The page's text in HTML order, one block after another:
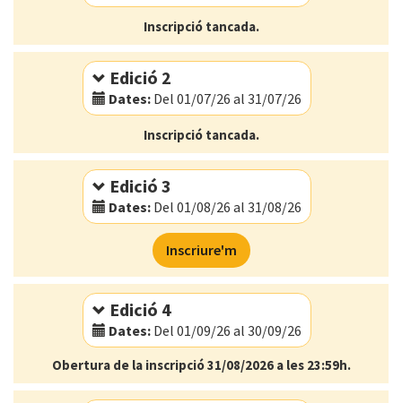
Modalitat:Online
Idioma:Català
Inscripció tancada.
Edició 2
Dates:Del 01/07/26 al 31/07/26
Modalitat:Online
Idioma:Català
Inscripció tancada.
Edició 3
Dates:Del 01/08/26 al 31/08/26
Modalitat:
Online
Idioma: Català
Inscriure'm
Edició 4
Dates:Del 01/09/26 al 30/09/26
Modalitat:Online
Idioma:Català
Obertura de la inscripció 31/08/2026 a les 23:59h.